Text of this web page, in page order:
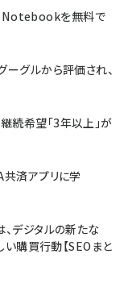
Notebookを無料で
ーグルから評価され、
続希望「3年以上」が
済アプリに学
、デジタルの新たな
い購買行動【SEOまと